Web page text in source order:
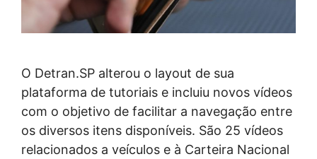
O Detran.SP alterou o layout de sua
plataforma de tutoriais e incluiu novos vídeos
com o objetivo de facilitar a navegação entre
os diversos itens disponíveis. São 25 vídeos
relacionados a veículos e à Carteira Nacional